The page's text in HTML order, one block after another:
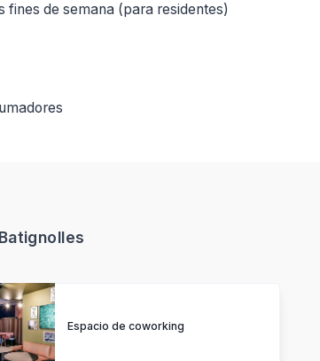
fines de semana (para residentes)
Espacio de coworking